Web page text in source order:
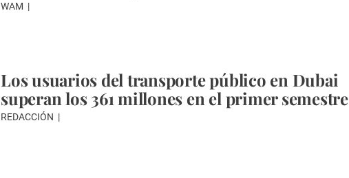
WAM
Los usuarios del transporte público en Dubai
superan los 361 millones en el primer semestre
REDACCIÓN